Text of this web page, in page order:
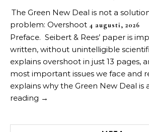
The Green New Deal is not a
problem: Overshoot 4 augusti, 2026
Preface. Seibert & Rees’ paper is
written, without unintelligible
explains overshoot in just 13 pages,
most important issues we face and
explains why the Green New Deal is
reading →